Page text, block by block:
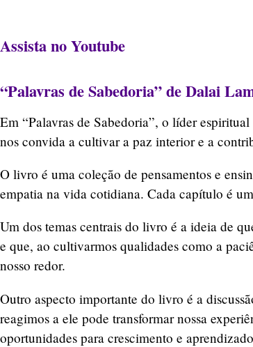
Assista no Youtube
“Palavras de Sabedoria” de Dalai
Em “Palavras de Sabedoria”, o líder
nos convida a cultivar a paz interior e a
O livro é uma coleção de pensamentos e
empatia na vida cotidiana. Cada capítulo é
Um dos temas centrais do livro é a ideia de
e que, ao cultivarmos qualidades como a
nosso redor.
Outro aspecto importante do livro é a
reagimos a ele pode transformar nossa
oportunidades para crescimento e